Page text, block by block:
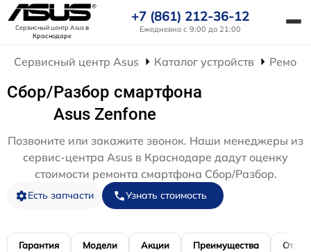
Сервисный центр Asusв
Краснодаре
+7 (861) 212-36-12
Ежедневно с 9:00 до 21:00
Сервисный центр Asus Каталог устройств
Сбор/Разбор смартфона
Asus Zenfone
Позвоните или закажите звонок. Наши менеджеры из
сервис-центра Asus в Краснодаре дадут оценку
стоимости ремонта смартфона Сбор/Разбор.
Есть запчасти Узнать стоимость
Гарантия Модели Акции Преимущества